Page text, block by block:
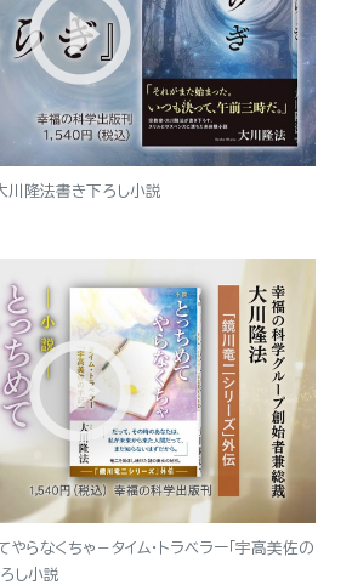
川隆法書き下ろし小説
らなくちゃ－タイム・トラベラー「宇高美佐の
し小説